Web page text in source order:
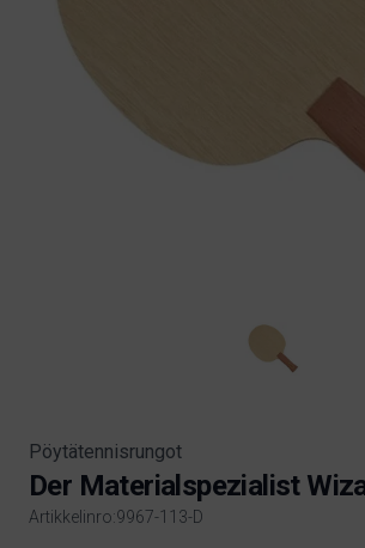
Pöytätennisrungot
Der Materialspezialist
Artikkelinro:9967-113-D